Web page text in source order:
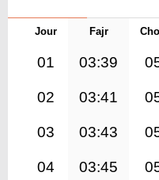
Jour Fajr
01 03:39
02 03:41
03 03:43
04 03:45